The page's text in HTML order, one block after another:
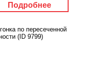
Подробнее
по пересеченной
(ID 9799)